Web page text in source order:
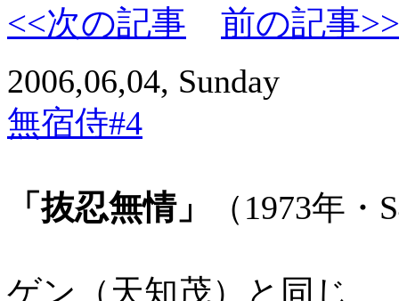
<<次の記事
前の記事>>
2006,06,04, Sunday
無宿侍#4
「抜忍無情」 （1973年
ゲン（天知茂）と同じ